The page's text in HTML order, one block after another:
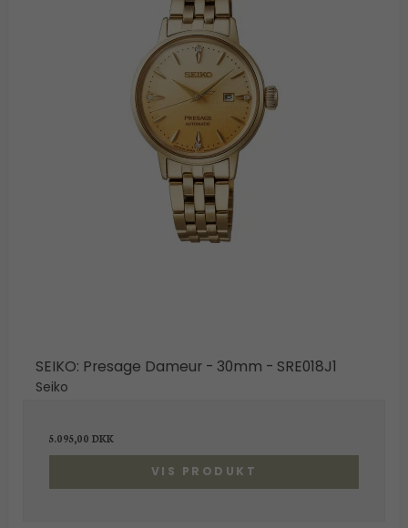
SEIKO: Presage Dameur - 30mm - SRE018J1
Seiko
5.095,00 DKK
VIS PRODUKT